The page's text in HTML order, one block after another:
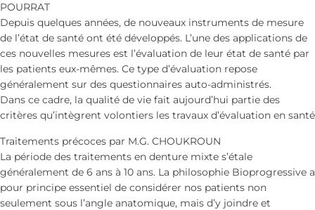
POURRAT
Depuis quelques années, de nouveaux instruments de mesure
de l’état de santé ont été développés. L’une des applications de
ces nouvelles mesures est l’évaluation de leur état de santé par
les patients eux-mêmes. Ce type d’évaluation repose
généralement sur des questionnaires auto-administrés.
Dans ce cadre, la qualité de vie fait aujourd’hui partie des
critères qu’intègrent volontiers les travaux d’évaluation en santé
Traitements précoces par M.G. CHOUKROUN
La période des traitements en denture mixte s’étale
généralement de 6 ans à 10 ans. La philosophie Bioprogressive a
pour principe essentiel de considérer nos patients non
seulement sous l’angle anatomique, mais d’y joindre et